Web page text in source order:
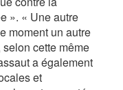
». « Une autre
moment un autre
cette même
a également
et